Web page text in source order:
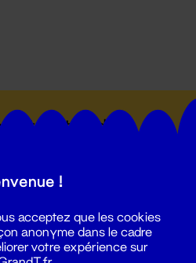
du
!
acceptez que les cookies
anonyme dans le cadre
votre expérience sur